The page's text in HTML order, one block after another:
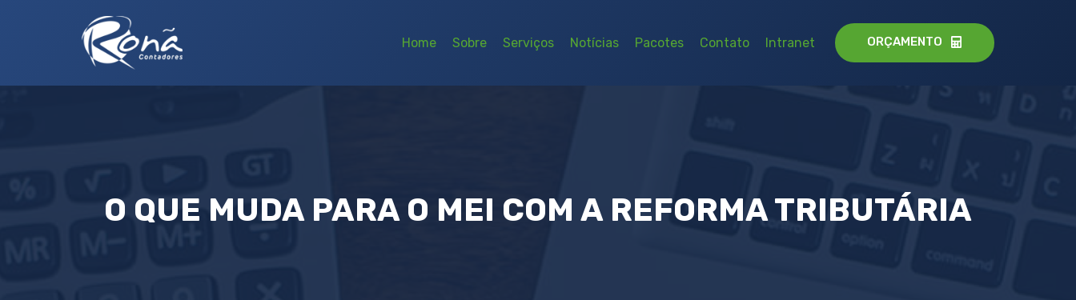
Home Sobre Serviços Notícias Pacotes Contato Intranet ORÇAMENTO
O QUE MUDA PARA O MEI COM A REFORMA TRIBUTÁRIA